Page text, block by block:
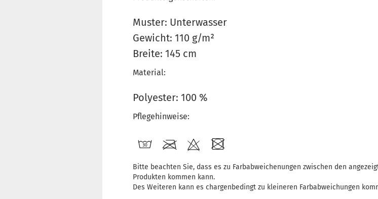
Muster: Unterwasser
Gewicht: 110 g/m²
Breite: 145 cm
Material:
Polyester: 100 %
Pflegehinweise:
Bitte beachten Sie, dass es zu Farbabweichenungen zwischen den
Produkten kommen kann.
Des Weiteren kann es chargenbedingt zu kleineren Farbabweichungen